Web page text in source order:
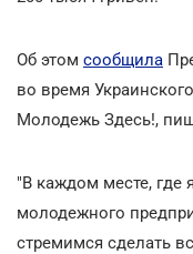
Об этом сообщила
во время
Молодежь Здесь!,
"В каждом месте, где
молодежного
стремимся сделать